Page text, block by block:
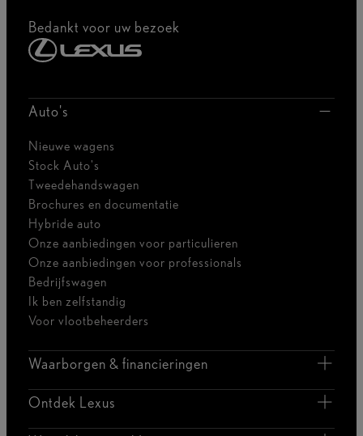
Bedankt voor uw bezoek
Auto's
Nieuwe wagens
Stock Auto's
Tweedehandswagen
Brochures en documentatie
Hybride auto
Onze aanbiedingen voor particulieren
Onze aanbiedingen voor professionals
Bedrijfswagen
Ik ben zelfstandig
Voor vlootbeheerders
Waarborgen & financieringen
Ontdek Lexus